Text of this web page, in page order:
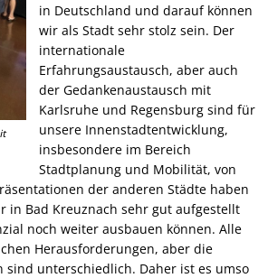
in Deutschland und darauf können
wir als Stadt sehr stolz sein. Der
internationale
Erfahrungsaustausch, aber auch
der Gedankenaustausch mit
Karlsruhe und Regensburg sind für
unsere Innenstadtentwicklung,
insbesondere im Bereich
Stadtplanung und Mobilität, von
der anderen Städte haben
in Bad Kreuznach sehr gut aufgestellt
noch weiter ausbauen können. Alle
Herausforderungen, aber die
sind unterschiedlich. Daher ist es umso